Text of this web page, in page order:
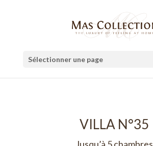
Sélectionner une page
VILLA N°35